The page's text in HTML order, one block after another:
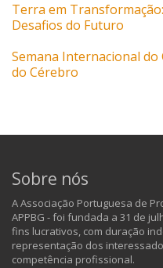
Terra em
Desafios do Futuro
Semana Internacional do
do Cérebro
Sobre nós
A Associação Portuguesa de
APPBG - foi fundada a 31 de
fins lucrativos, com duração
representação dos
competência profissional.